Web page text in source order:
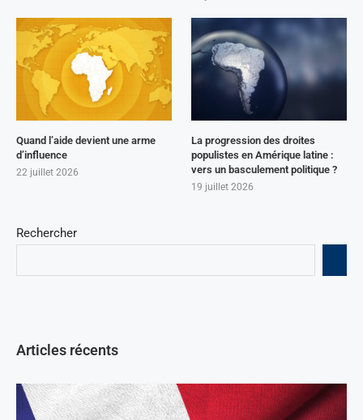
Rechercher
Articles récents
Quand l’aide devient une arme
d’influence
22 juillet 2026
La progression des droites
populistes en Amérique latine :
vers un basculement politique ?
19 juillet 2026